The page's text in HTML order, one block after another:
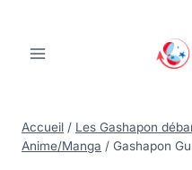
Accueil / Les Gashapon
Anime/Manga / Gashapon